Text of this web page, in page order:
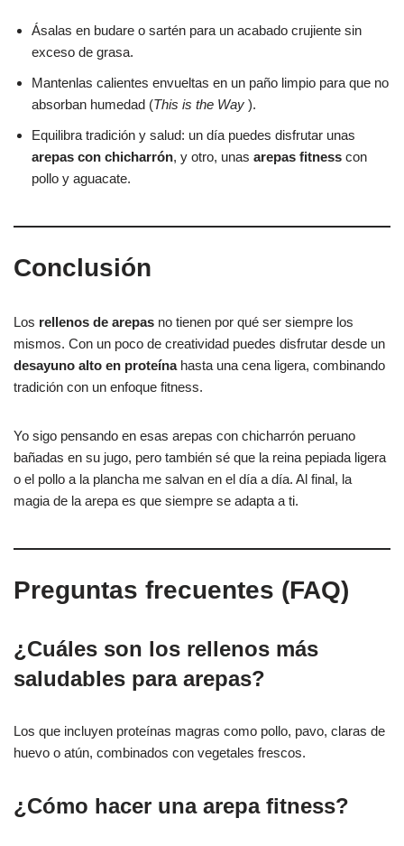
Ásalas en budare o sartén para un acabado crujiente sin
exceso de grasa.
Mantenlas calientes envueltas en un paño limpio para que no
absorban humedad (This is the Way ).
Equilibra tradición y salud: un día puedes disfrutar unas
arepas con chicharrón, y otro, unas arepas fitness con
pollo y aguacate.
Conclusión
Los rellenos de arepas no tienen por qué ser siempre los
mismos. Con un poco de creatividad puedes disfrutar desde un
desayuno alto en proteínahasta una cena ligera, combinando
tradición con un enfoque fitness.
Yo sigo pensando en esas arepas con chicharrón peruano
bañadas en su jugo, pero también sé que la reina pepiada ligera
o el pollo a la plancha me salvan en el día a día. Al final, la
magia de la arepa es que siempre se adapta a ti.
Preguntas frecuentes (FAQ)
¿Cuáles son los rellenos más
saludables para arepas?
Los que incluyen proteínas magras como pollo, pavo, claras de
huevo o atún, combinados con vegetales frescos.
¿Cómo hacer una arepa fitness?